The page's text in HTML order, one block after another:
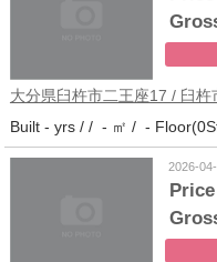
大分県臼杵市二王座17 / 臼
2026-
Price